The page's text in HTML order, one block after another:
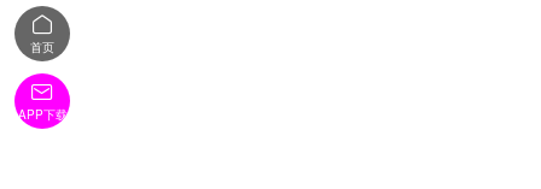

首页

APP下载